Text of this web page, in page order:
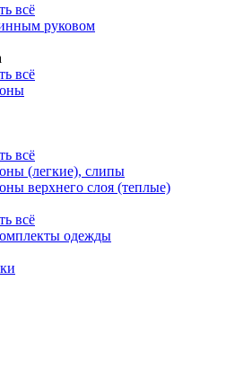
всё
руковом
всё
всё
(легкие), слипы
верхнего слоя (теплые)
всё
одежды